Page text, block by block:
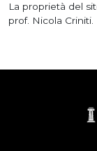
La proprietà del
prof. Nicola Criniti.